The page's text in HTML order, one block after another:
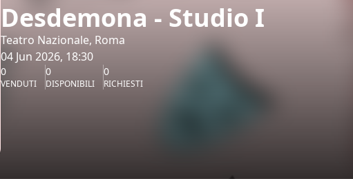
Desdemona - Studio I
Teatro Nazionale, Roma
04 Jun 2026, 18:30
0
VENDUTI
0
DISPONIBILI
0
RICHIESTI